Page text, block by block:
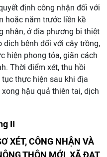
định công nhận đối với
hoặc năm trước liền kề
nhận, ở địa phương bị thiệt
dịch bệnh đối với cây trồng,
hiện phong tỏa, giãn cách
Thời điểm xét, thu hồi
thực hiện sau khi địa
hậu quả thiên tai, dịch
II
XÉT, CÔNG NHẬN VÀ
THÔN MỚI, XÃ ĐẠT